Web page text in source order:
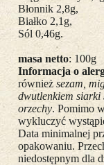
Błonnik 2,8g,
Białko 2,1g,
Sól 0,46g.
masa netto: 100g
Informacja o
również sezam,
dwutlenkiem siarki
orzechy. Pomimo
wykluczyć
Data minimalnej
opakowaniu.
niedostępnym dla